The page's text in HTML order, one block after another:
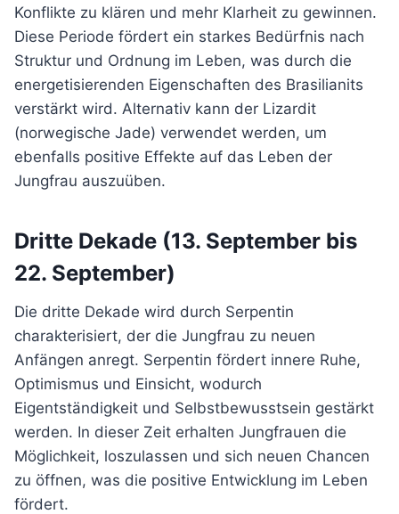
Konflikte zu klären und mehr Klarheit zu gewinnen.
Diese Periode fördert ein starkes Bedürfnis nach
Struktur und Ordnung im Leben, was durch die
energetisierenden Eigenschaften des Brasilianits
verstärkt wird. Alternativ kann der Lizardit
(norwegische Jade) verwendet werden, um
ebenfalls positive Effekte auf das Leben der
Jungfrau auszuüben.
Dritte Dekade (13. September bis
22. September)
Die dritte Dekade wird durch Serpentin
charakterisiert, der die Jungfrau zu neuen
Anfängen anregt. Serpentin fördert innere Ruhe,
Optimismus und Einsicht, wodurch
Eigentständigkeit und Selbstbewusstsein gestärkt
werden. In dieser Zeit erhalten Jungfrauen die
Möglichkeit, loszulassen und sich neuen Chancen
zu öffnen, was die positive Entwicklung im Leben
fördert.